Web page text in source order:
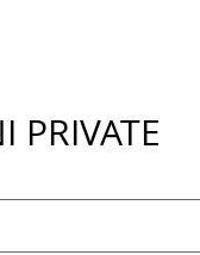
PRIVATE